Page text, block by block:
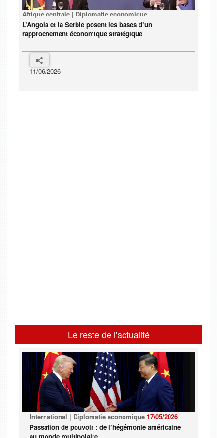
Afrique centrale | Diplomatie economique
L’Angola et la Serbie posent les bases d’un
rapprochement économique stratégique
11/06/2026
Le reste de l'actualité
International | Diplomatie economique 17/05/2026
Passation de pouvoir : de l’hégémonie américaine